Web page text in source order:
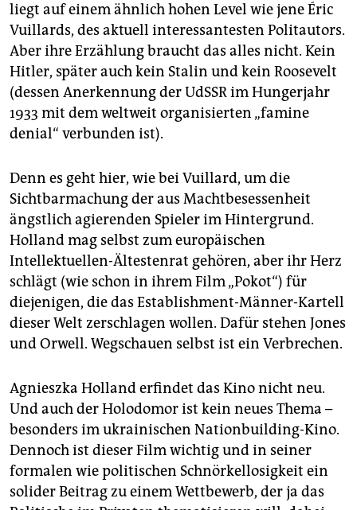
liegt auf einem ähnlich hohen Level wie jene Éric
Vuillards, des aktuell interessantesten Politautors.
Aber ihre Erzählung braucht das alles nicht. Kein
Hitler, später auch kein Stalin und kein Roosevelt
(dessen Anerkennung der UdSSR im Hungerjahr
1933 mit dem weltweit organisierten „famine
denial“ verbunden ist).
Denn es geht hier, wie bei Vuillard, um die
Sichtbarmachung der aus Machtbesessenheit
ängstlich agierenden Spieler im Hintergrund.
Holland mag selbst zum europäischen
Intellektuellen-Ältestenrat gehören, aber ihr Herz
schlägt (wie schon in ihrem Film „Pokot“) für
diejenigen, die das Establishment-Männer-Kartell
dieser Welt zerschlagen wollen. Dafür stehen Jones
und Orwell. Wegschauen selbst ist ein Verbrechen.
Agnieszka Holland erfindet das Kino nicht neu.
Und auch der Holodomor ist kein neues Thema –
besonders im ukrainischen Nationbuilding-Kino.
Dennoch ist dieser Film wichtig und in seiner
formalen wie politischen Schnörkellosigkeit ein
solider Beitrag zu einem Wettbewerb, der ja das